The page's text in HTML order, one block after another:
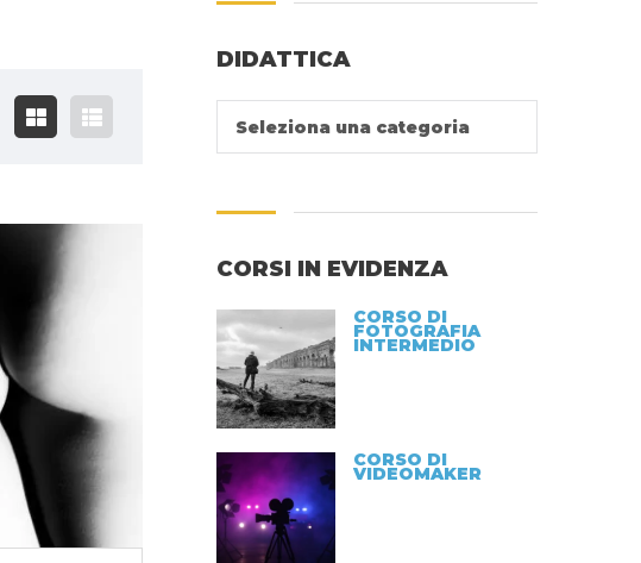
DIDATTICA
Seleziona una categoria
CORSI IN EVIDENZA
CORSO DI
FOTOGRAFIA
INTERMEDIO
CORSO DI
VIDEOMAKER